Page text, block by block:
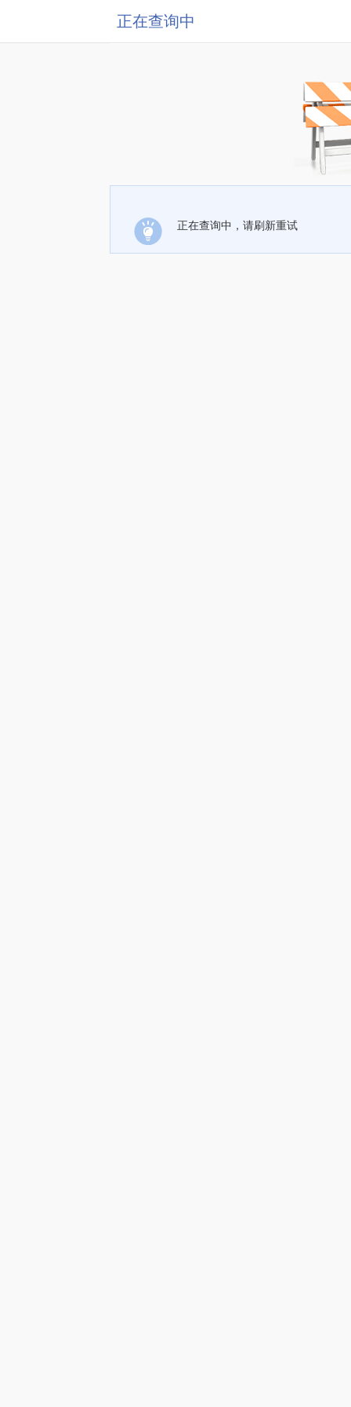
正在查询中
正在查询中，请刷新重试